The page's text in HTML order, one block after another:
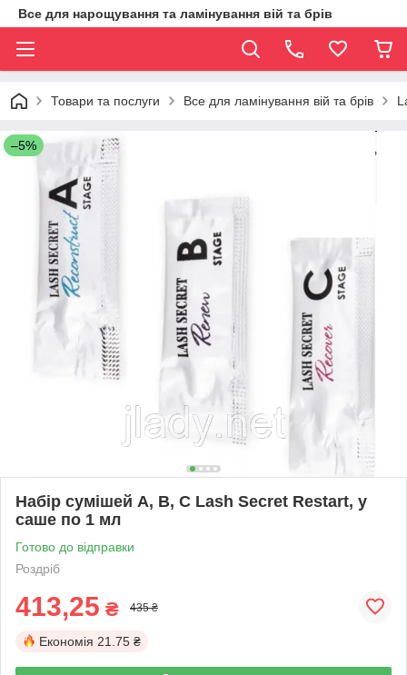
Все для нарощування та ламінування вій та брів
Товари та послуги Все для ламінування вій та брів
–5%
Набір сумішей А, В, С Lash Secret Restart, у
саше по 1 мл
Готово до відправки
Роздріб
413,25 ₴ 435 ₴
Економія 21.75 ₴